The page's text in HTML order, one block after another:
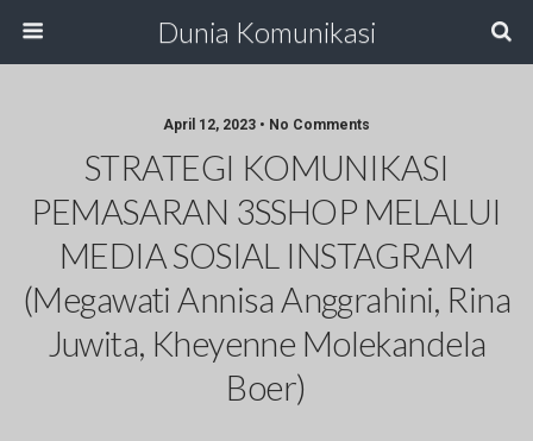
Dunia Komunikasi
April 12, 2023 • No Comments
STRATEGI KOMUNIKASI
PEMASARAN 3SSHOP MELALUI
MEDIA SOSIAL INSTAGRAM
(Megawati Annisa Anggrahini, Rina
Juwita, Kheyenne Molekandela
Boer)